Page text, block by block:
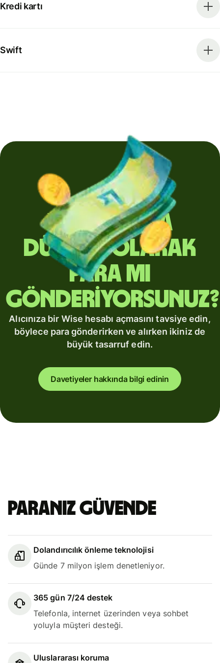
Kredi kartı
Swift
Yurt dışına
düzenli olarak
para mı
gönderiyorsunuz?
Alıcınıza bir Wise hesabı açmasını tavsiye edin,
böylece para gönderirken ve alırken ikiniz de
büyük tasarruf edin.
Davetiyeler hakkında bilgi edinin
Paranız güvende
Dolandırıcılık önleme teknolojisi
Günde 7 milyon işlem denetleniyor.
365 gün 7/24 destek
Telefonla, internet üzerinden veya sohbet
yoluyla müşteri desteği.
Uluslararası koruma